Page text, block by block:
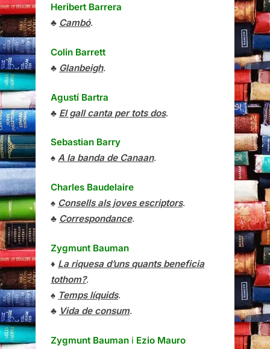
Heribert Barrera
♣ Cambó.
Colin Barrett
♣ Glanbeigh.
Agustí Bartra
♣ El gall canta per tots dos.
Sebastian Barry
♠ A la banda de Canaan.
Charles Baudelaire
♠ Consells als joves escriptors.
♣ Correspondance.
Zygmunt Bauman
♦ La riquesa d’uns quants beneficia
tothom?.
♠ Temps líquids.
♣ Vida de consum.
Zygmunt Bauman i Ezio Mauro